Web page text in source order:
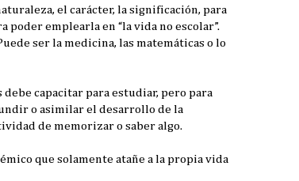
el carácter, la significación, para
emplearla en “la vida no escolar”.
ser la medicina, las matemáticas o lo
debe capacitar para estudiar, pero para
o asimilar el desarrollo de la
de memorizar o saber algo.
que solamente atañe a la propia vida